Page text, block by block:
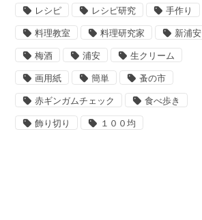
レシピ レシピ研究 手作り
料理教室 料理研究家 新浦安
梅酒 浦安 生クリーム
画用紙 簡単 蚤の市
赤ギンガムチェック 食べ歩き
飾り切り １００均